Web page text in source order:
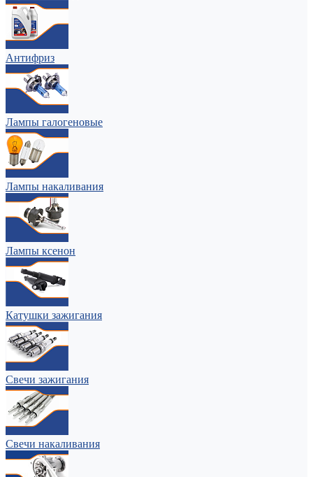
Антифриз
Лампы галогеновые
Лампы накаливания
Лампы ксенон
Катушки зажигания
Свечи зажигания
Свечи накаливания